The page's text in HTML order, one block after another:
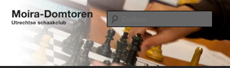
naar
naar
Moira-Domtoren
Utrechtse schaakclub opgericht 1934